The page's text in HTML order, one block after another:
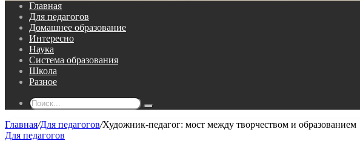
Главная
Для педагогов
Домашнее образование
Интересно
Наука
Система образования
Школа
Разное
Поиск...
Главная/Для педагогов/Художник-педагог: мост между творчеством и образованием
Для педагогов